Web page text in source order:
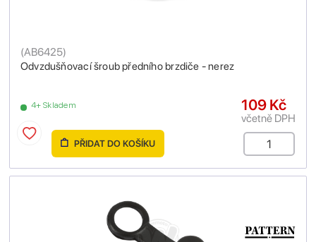
Odvzdušňovací šroub předního brzdiče - nerez
(AB6425)
4+ Skladem 109 Kč
včetně DPH
PŘIDAT DO KOŠÍKU